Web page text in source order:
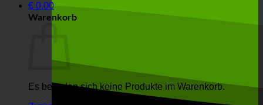
€ 0,00
Warenkorb
Es befinden sich keine Produkte im Warenkorb.